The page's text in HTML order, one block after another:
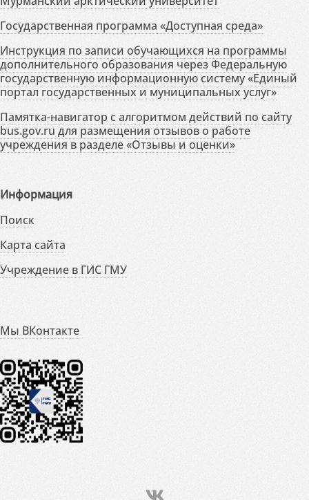
Государственная программа «Доступная среда»
Инструкция по записи обучающихся на программы
дополнительного образования через Федеральную
государственную информационную систему «Единый
портал государственных и муниципальных услуг»
Памятка-навигатор с алгоритмом действий по сайту
bus.gov.ru для размещения отзывов о работе
учреждения в разделе «Отзывы и оценки»
Информация
Поиск
Карта сайта
Учреждение в ГИС ГМУ
Мы ВКонтакте